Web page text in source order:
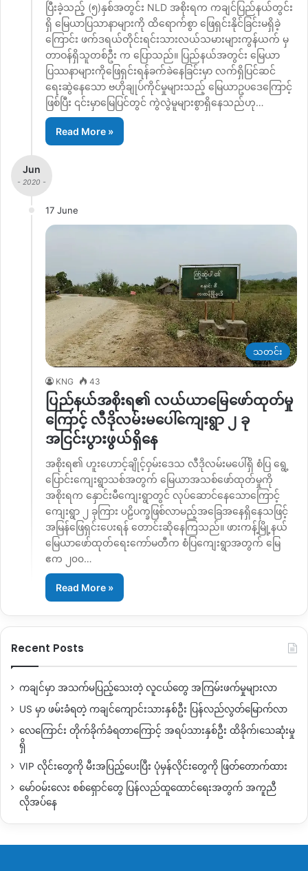
ပြီးခဲ့သည့် (၅)နှစ်အတွင်း NLD အစိုးရက ကချင်ပြည်နယ်တွင်း
ရှိ မြေယာပြသာနာများကို ထိရောက်စွာ ဖြေရှင်းနိုင်ခြင်းမရှိခဲ့
ကြောင်း ဖက်ဒရယ်တိုင်းရင်းသားလယ်သမားများကွန်ယက် မှ
တာဝန်ရှိသူတစ်ဦး က ပြောသည်။ ပြည်နယ်အတွင်း မြေယာ
ပြဿနာများကိုဖြေရှင်းရန်ခက်ခဲနေခြင်းမှာ လက်ရှိပြင်ဆင်
ရေးဆွဲနေသော ဗဟိုချုပ်ကိုင်မှုများသည့် မြေယာဥပဒေကြောင့်
ဖြစ်ပြီး ၎င်းမှာမြေပြင်တွင် ကွဲလွဲမူများစွာရှိနေသည်ဟု…
Read More »
Jun
- 2020 -
17 June
သတင်း
KNG 43
ပြည်နယ်အစိုးရ၏ လယ်ယာမြေဖော်ထုတ်မှု
ကြောင့် လီဒိုလမ်းမပေါ်ကျေးရွာ ၂ ခု
အငြင်းပွားဖွယ်ရှိနေ
အစိုးရ၏ ဟူးဟောင့်ချိုင့်ဝှမ်းဒေသ လီဒိုလမ်းမပေါ်ရှိ စံပြ ရွေ့
ပြောင်းကျေးရွာသစ်အတွက် မြေယာအသစ်ဖော်ထုတ်မှုကို
အစိုးရက နှောင်းမီကျေးရွာတွင် လုပ်ဆောင်နေသောကြောင့်
ကျေးရွာ ၂ ခုကြား ပဠိပက္ခဖြစ်လာမည့်အခြေအနေရှိနေသဖြင့်
အမြန်ဖြေရှင်းပေးရန် တောင်းဆိုနေကြသည်။ ဖားကန့်မြို့နယ်
မြေယာဖော်ထုတ်ရေးကော်မတီက စံပြကျေးရွာအတွက် မြေ
ဧက ၂၀၀…
Read More »
Recent Posts
ကချင်မှာ အသက်မပြည့်သေးတဲ့ လူငယ်တွေ အကြမ်းဖက်မှုများလာ
US မှာ ဖမ်းခံရတဲ့ ကချင်ကျောင်းသားနှစ်ဦး ပြန်လည်လွတ်မြောက်လာ
လေကြောင်း တိုက်ခိုက်ခံရတာကြောင့် အရပ်သားနှစ်ဦး ထိခိုက်၊သေဆုံးမှု
ရှိ
VIP လိုင်းတွေကို မီးအပြည့်ပေးပြီး ပုံမှန်လိုင်းတွေကို ဖြတ်တောက်ထား
မော်ဝမ်းလေး စစ်ရှောင်တွေ ပြန်လည်ထူထောင်ရေးအတွက် အကူညီ
လိုအပ်နေ